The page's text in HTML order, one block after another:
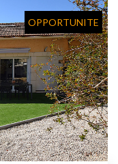
OPPORTUNITE